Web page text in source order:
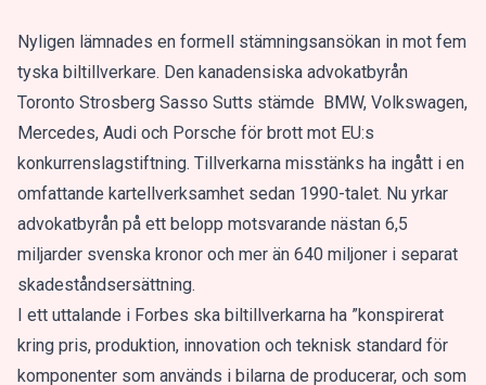
Nyligen lämnades en formell stämningsansökan in mot fem
tyska biltillverkare. Den kanadensiska advokatbyrån
Toronto Strosberg Sasso Sutts stämde BMW, Volkswagen,
Mercedes, Audi och Porsche för brott mot EU:s
konkurrenslagstiftning. Tillverkarna misstänks ha ingått i en
omfattande kartellverksamhet sedan 1990-talet. Nu yrkar
advokatbyrån på ett belopp motsvarande nästan 6,5
miljarder svenska kronor och mer än 640 miljoner i separat
skadeståndsersättning.
I ett uttalande i Forbes ska biltillverkarna ha ”konspirerat
kring pris, produktion, innovation och teknisk standard för
komponenter som används i bilarna de producerar, och som